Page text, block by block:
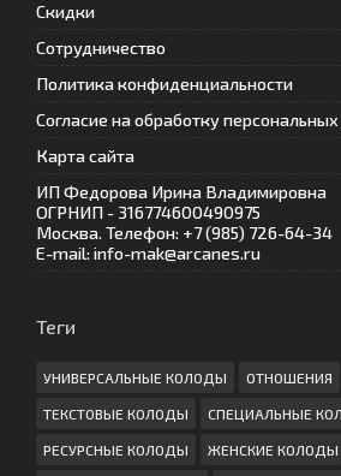
Скидки
Сотрудничество
Политика конфиденциальности
Согласие на обработку
Карта сайта
ИП Федорова Ирина Владимировна
ОГРНИП - 316774600490975
Москва. Телефон: +7 (985) 726-64-34
E-mail: info-mak@arcanes.ru
Теги
УНИВЕРСАЛЬНЫЕ КОЛОДЫ ОТНОШЕНИЯ
ТЕКСТОВЫЕ КОЛОДЫ СПЕЦИАЛЬНЫЕ
РЕСУРСНЫЕ КОЛОДЫ ЖЕНСКИЕ КОЛОДЫ